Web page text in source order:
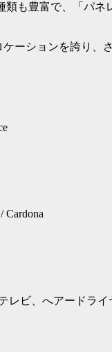
も豊富で、「パ
ーションを誇り、
レビ、へアードラ